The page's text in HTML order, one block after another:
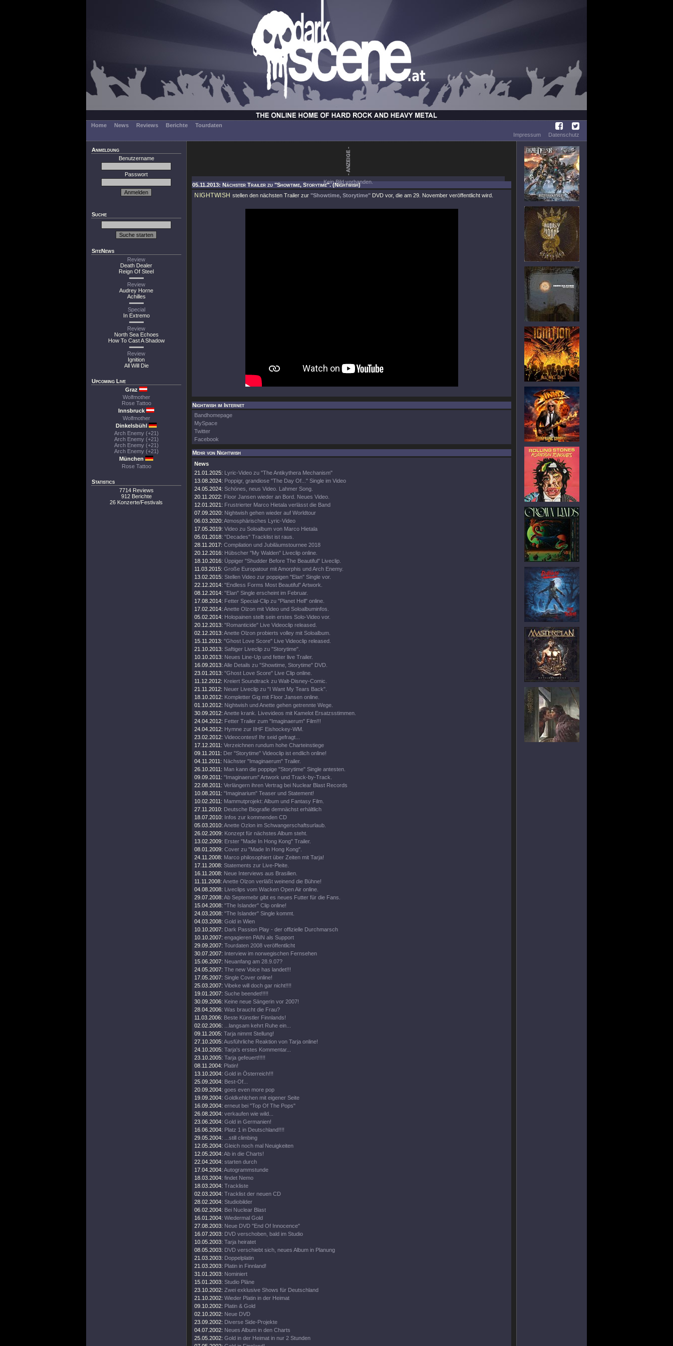
Home News Reviews Berichte
Tourdaten
Impressum
Datenschutz
Anmeldung
Benutzername
Passwort
Suche
SiteNews
Review
Death Dealer
Reign Of Steel
Review
Audrey Horne
Achilles
Special
In Extremo
Review
North Sea Echoes
How To Cast A Shadow
Review
Ignition
All Will Die
Upcoming Live
Graz
Wolfmother
Rose Tattoo
Innsbruck
Wolfmother
Dinkelsbühl
Arch Enemy (+21)
Arch Enemy (+21)
Arch Enemy (+21)
Arch Enemy (+21)
München
Rose Tattoo
Statistics
7714 Reviews
912 Berichte
26 Konzerte/Festivals
Kein Bild vorhanden.
05.11.2013: Nächster Trailer zu "Showtime, Storytime". (Nightwish)
NIGHTWISH stellen den nächsten Trailer zur "Showtime, Storytime"DVD vor, die am 29. November veröffentlicht wird.
Nightwish im Internet
Bandhomepage
MySpace
Twitter
Facebook
Mehr von Nightwish
News
21.01.2025: Lyric-Video zu "The Antikythera Mechanism"
13.08.2024: Poppigr, grandiose "The Day Of..." Single im Video
24.05.2024: Schönes, neus Video. Lahmer Song.
20.11.2022: Floor Jansen wieder an Bord. Neues Video.
12.01.2021: Frustrierter Marco Hietala verlässt die Band
07.09.2020: Nightwish gehen wieder auf Worldtour
06.03.2020: Atmosphärisches Lyric-Video
17.05.2019: Video zu Soloalbum von Marco Hietala
05.01.2018: "Decades" Tracklist ist raus.
28.11.2017: Compilation und Jubiläumstournee 2018
20.12.2016: Hübscher "My Walden" Liveclip online.
18.10.2016: Üppiger "Shudder Before The Beautiful" Liveclip.
11.03.2015: Große Europatour mit Amorphis und Arch Enemy.
13.02.2015: Stellen Video zur poppigen "Elan" Single vor.
22.12.2014: "Endless Forms Most Beautiful" Artwork.
08.12.2014: "Elan" Single erscheint im Februar.
17.08.2014: Fetter Special-Clip zu "Planet Hell" online.
17.02.2014: Anette Olzon mit Video und Soloalbuminfos.
05.02.2014: Holopainen stellt sein erstes Solo-Video vor.
20.12.2013: "Romanticide" Live Videoclip released.
02.12.2013: Anette Olzon probierts volley mit Soloalbum.
15.11.2013: "Ghost Love Score" Live Videoclip released.
21.10.2013: Saftiger Liveclip zu "Storytime".
10.10.2013: Neues Line-Up und fetter live Trailer.
16.09.2013: Alle Details zu "Showtime, Storytime" DVD.
23.01.2013: "Ghost Love Score" Live Clip online.
11.12.2012: Kreiert Soundtrack zu Walt-Disney-Comic.
21.11.2012: Neuer Liveclip zu "I Want My Tears Back".
18.10.2012: Kompletter Gig mit Floor Jansen online.
01.10.2012: Nightwish und Anette gehen getrennte Wege.
30.09.2012: Anette krank. Livevideos mit Kamelot Ersatzsstimmen.
24.04.2012: Fetter Trailer zum "Imaginaerum" Film!!!
24.04.2012: Hymne zur IIHF Eishockey-WM.
23.02.2012: Videocontest! Ihr seid gefragt...
17.12.2011: Verzeichnen rundum hohe Charteinstiege
09.11.2011: Der "Storytime" Videoclip ist endlich online!
04.11.2011: Nächster "Imaginaerum" Trailer.
26.10.2011: Man kann die poppige "Storytime" Single antesten.
09.09.2011: "Imaginaerum" Artwork und Track-by-Track.
22.08.2011: Verlängern ihren Vertrag bei Nuclear Blast Records
10.08.2011: "Imaginarium" Teaser und Statement!
10.02.2011: Mammutprojekt: Album und Fantasy Film.
27.11.2010: Deutsche Biografie demnächst erhältlich
18.07.2010: Infos zur kommenden CD
05.03.2010: Anette Ozlon im Schwangerschaftsurlaub.
26.02.2009: Konzept für nächstes Album steht.
13.02.2009: Erster "Made In Hong Kong" Trailer.
08.01.2009: Cover zu "Made In Hong Kong".
24.11.2008: Marco philosophiert über Zeiten mit Tarja!
17.11.2008: Statements zur Live-Pleite.
16.11.2008: Neue Interviews aus Brasilien.
11.11.2008: Anette Olzon verläßt weinend die Bühne!
04.08.2008: Liveclips vom Wacken Open Air online.
29.07.2008: Ab Septemebr gibt es neues Futter für die Fans.
15.04.2008: "The Islander" Clip online!
24.03.2008: "The Islander" Single kommt.
04.03.2008: Gold in Wien
10.10.2007: Dark Passion Play - der offizielle Durchmarsch
10.10.2007: engagieren PAIN als Support
29.09.2007: Tourdaten 2008 veröffentlicht
30.07.2007: Interview im norwegischen Fernsehen
15.06.2007: Neuanfang am 28.9.07?
24.05.2007: The new Voice has landet!!!
17.05.2007: Single Cover online!
25.03.2007: Vibeke will doch gar nicht!!!!
19.01.2007: Suche beendet!!!!!
30.09.2006: Keine neue Sängerin vor 2007!
28.04.2006: Was braucht die Frau?
11.03.2006: Beste Künstler Finnlands!
02.02.2006:
...langsam kehrt Ruhe ein...
09.11.2005: Tarja nimmt Stellung!
27.10.2005: Ausführliche Reaktion von Tarja online!
24.10.2005: Tarja's erstes Kommentar...
23.10.2005: Tarja gefeuert!!!!!
08.11.2004: Platin!
13.10.2004: Gold in Österreich!!!
25.09.2004: Best-Of...
20.09.2004: goes even more pop
19.09.2004: Goldkehlchen mit eigener Seite
16.09.2004: erneut bei "Top Of The Pops"
26.08.2004: verkaufen wie wild...
23.06.2004: Gold in Germanien!
16.06.2004: Platz 1 in Deutschland!!!!
29.05.2004:
...still climbing
12.05.2004: Gleich noch mal Neuigkeiten
12.05.2004: Ab in die Charts!
22.04.2004: starten durch
17.04.2004: Autogrammstunde
18.03.2004: findet Nemo
18.03.2004: Trackliste
02.03.2004: Tracklist der neuen CD
28.02.2004: Studiobilder
06.02.2004: Bei Nuclear Blast
16.01.2004: Wiedermal Gold
27.08.2003: Neue DVD "End Of Innocence"
16.07.2003: DVD verschoben, bald im Studio
10.05.2003: Tarja heiratet
08.05.2003: DVD verschiebt sich, neues Album in Planung
21.03.2003: Doppelplatin
21.03.2003: Platin in Finnland!
31.01.2003: Nominiert
15.01.2003: Studio Pläne
23.10.2002: Zwei exklusive Shows für Deutschland
21.10.2002: Wieder Platin in der Heimat
09.10.2002: Platin & Gold
02.10.2002: Neue DVD
23.09.2002: Diverse Side-Projekte
04.07.2002: Neues Album in den Charts
25.05.2002: Gold in der Heimat in nur 2 Stunden